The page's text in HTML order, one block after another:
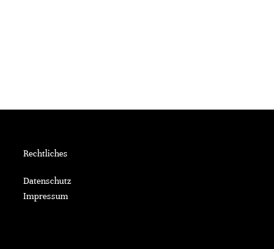
Rechtliches
Datenschutz
Impressum